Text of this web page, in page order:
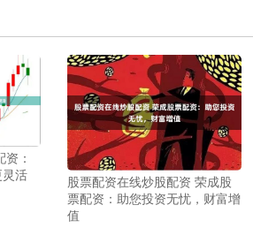
：
活
股票配资在线炒股配资 荣成股
票配资：助您投资无忧，财富增
值